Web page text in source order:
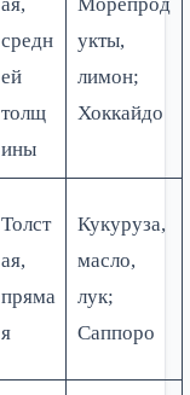
ая,
средн
ей
толщ
ины
Морепрод
укты,
лимон;
Хоккайдо
Толст
ая,
пряма
я
Кукуруза,
масло,
лук;
Саппоро